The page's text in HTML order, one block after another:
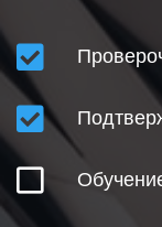
ВНЕСЕНИЕ
ОГРАНИЧЕНИЯ
ОСНОВНЫЕ
ПОНЯТИЕ